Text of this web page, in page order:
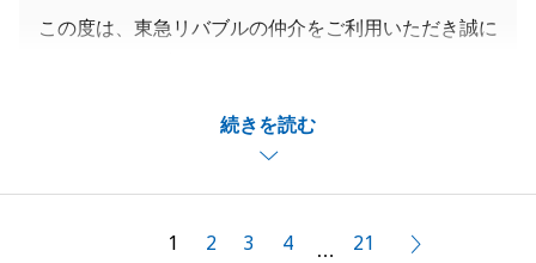
続きを読む
この度は、東急リバブルの仲介をご利用いただき誠に
しく思っております。
また、お褒めのお言葉を頂戴し大変光栄でございま
す。
1 2 3 4 … 21